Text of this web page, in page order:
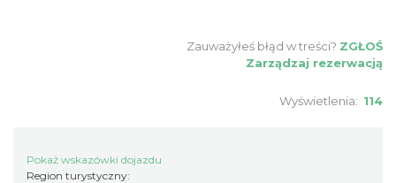
Zauważyłeś błąd w treści? ZGŁOŚ
Zarządzaj rezerwacją
Wyświetlenia: 114
Pokaż wskazówki dojazdu
Region turystyczny: